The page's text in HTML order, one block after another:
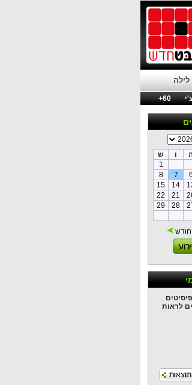
לילה
60+
ו
ש
1
6
7
8
14
15
21
22
28
29
לראות